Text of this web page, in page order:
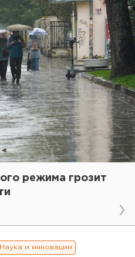
режима грозит
Наука и инновации